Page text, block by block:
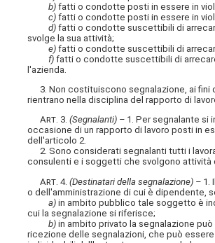
b) fatti o condotte posti in essere in
c) fatti o condotte posti in essere in
d) fatti o condotte suscettibili di
svolge la sua attività;
e) fatti o condotte suscettibili di
f) fatti o condotte suscettibili di
l'azienda.
3. Non costituiscono segnalazione, ai fini
rientrano nella disciplina del rapporto di
Art. 3.(Segnalanti) – 1. Per segnalante si
occasione di un rapporto di lavoro posti in
dell'articolo 2.
2. Sono considerati segnalanti tutti i
consulenti e i soggetti che svolgono
Art . 4.(Destinatari della segnalazione) – 1.
o dell'amministrazione di cui è dipendente,
a) in ambito pubblico tale soggetto è
cui la segnalazione si riferisce;
b) in ambito privato la segnalazione
ricezione delle segnalazioni, che può